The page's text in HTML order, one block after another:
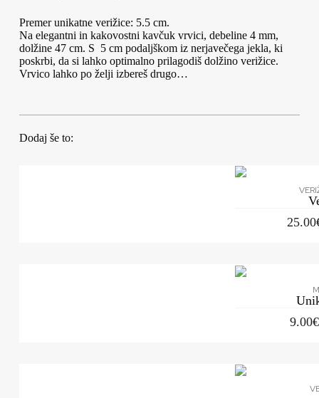
Premer unikatne verižice: 5.5 cm.
Na elegantni in kakovostni kavčuk vrvici, debeline 4 mm,
dolžine 47 cm. S 5 cm podaljškom iz nerjavečega jekla, ki
poskrbi, da si lahko optimalno prilagodiš dolžino verižice.
Vrvico lahko po želji izbereš drugo…
Dodaj še to:
25.00
9.00€